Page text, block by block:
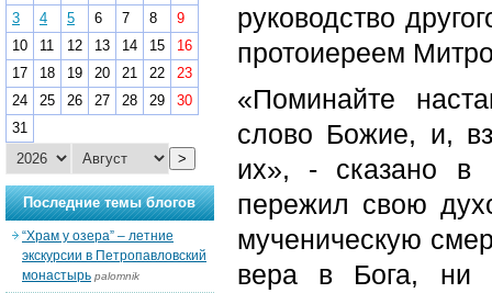
руководство
протоиереем
«Поминайте
слово Божие, и,
их», - сказано в
пережил свою
мученическую
вера в Бога, ни
3
4 5 6 7 8
9
10
11 12 13 14 15
16
17
18 19 20 21 22
23
24
25 26 27 28 29
30
31
>
Последние темы блогов
“Храм у озера” – летние
экскурсии в Петропавловский
монастырь palomnik